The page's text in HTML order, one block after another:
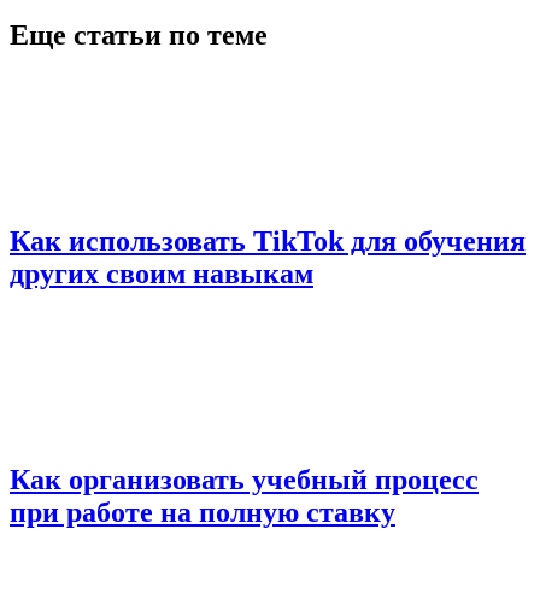
Еще статьи по теме
Как использовать TikTok для обучения
других своим навыкам
Как организовать учебный процесс
при работе на полную ставку